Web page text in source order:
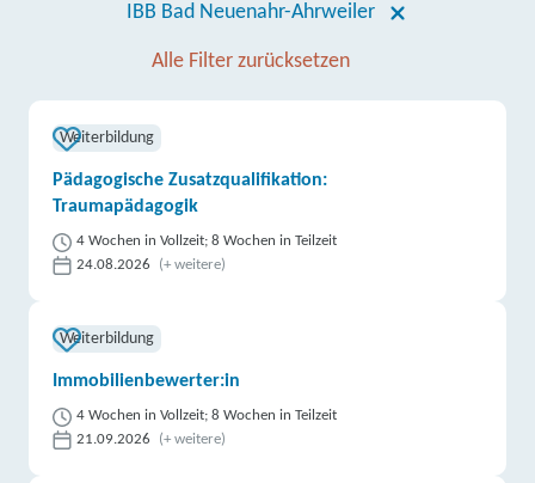
IBB Bad Neuenahr-Ahrweiler
Alle Filter zurücksetzen
Weiterbildung
Pädagogische Zusatzqualifikation:
Traumapädagogik
4 Wochen in Vollzeit; 8 Wochen in Teilzeit
24.08.2026
(+ weitere)
Weiterbildung
Immobilienbewerter:in
4 Wochen in Vollzeit; 8 Wochen in Teilzeit
21.09.2026
(+ weitere)